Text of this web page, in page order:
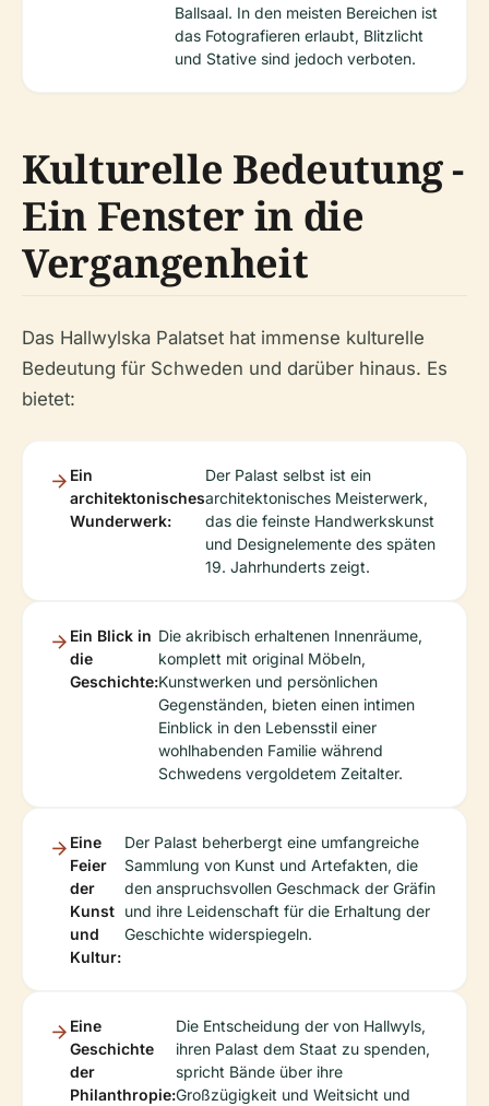
Ballsaal. In den meisten Bereichen ist
das Fotografieren erlaubt, Blitzlicht
und Stative sind jedoch verboten.
Kulturelle Bedeutung -
Ein Fenster in die
Vergangenheit
Das Hallwylska Palatset hat immense kulturelle
Bedeutung für Schweden und darüber hinaus. Es
bietet:
Ein
architektonisches
Wunderwerk:
Der Palast selbst ist ein
architektonisches Meisterwerk,
das die feinste Handwerkskunst
und Designelemente des späten
19. Jahrhunderts zeigt.
Ein Blick in
die
Geschichte:
Die akribisch erhaltenen Innenräume,
komplett mit original Möbeln,
Kunstwerken und persönlichen
Gegenständen, bieten einen intimen
Einblick in den Lebensstil einer
wohlhabenden Familie während
Schwedens vergoldetem Zeitalter.
Eine
Feier
der
Kunst
und
Kultur:
Der Palast beherbergt eine umfangreiche
Sammlung von Kunst und Artefakten, die
den anspruchsvollen Geschmack der Gräfin
und ihre Leidenschaft für die Erhaltung der
Geschichte widerspiegeln.
Eine
Geschichte
der
Philanthropie:
Die Entscheidung der von Hallwyls,
ihren Palast dem Staat zu spenden,
spricht Bände über ihre
Großzügigkeit und Weitsicht und